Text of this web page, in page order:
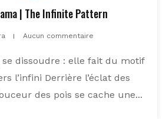
| The Infinite Pattern
Aucun commentaire
se dissoudre : elle fait du motif
l’infini Derrière l’éclat des
des pois se cache une...